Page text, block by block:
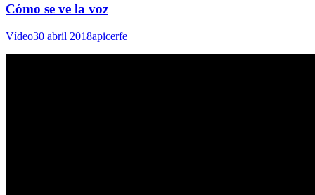
Cómo se ve la voz
Vídeo30 abril 2018apicerfe